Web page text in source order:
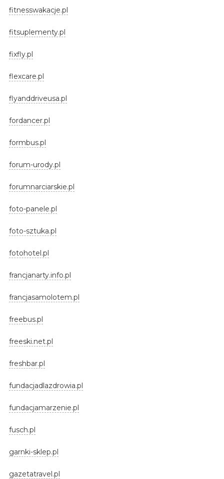
fitnesswakacje.pl
fitsuplementy.pl
fixfly.pl
flexcare.pl
flyanddriveusa.pl
fordancer.pl
formbus.pl
forum-urody.pl
forumnarciarskie.pl
foto-panele.pl
foto-sztuka.pl
fotohotel.pl
francjanarty.info.pl
francjasamolotem.pl
freebus.pl
freeski.net.pl
freshbar.pl
fundacjadlazdrowia.pl
fundacjamarzenie.pl
fusch.pl
garnki-sklep.pl
gazetatravel.pl